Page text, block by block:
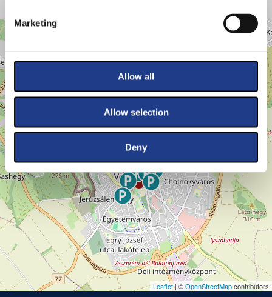
Marketing
Allow all
Allow selection
Deny
Leaflet| ©OpenStreetMapcontributors
HELYSZÍNEK